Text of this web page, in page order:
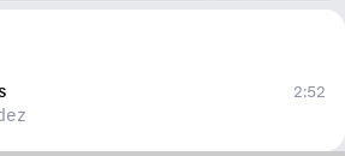
2:52